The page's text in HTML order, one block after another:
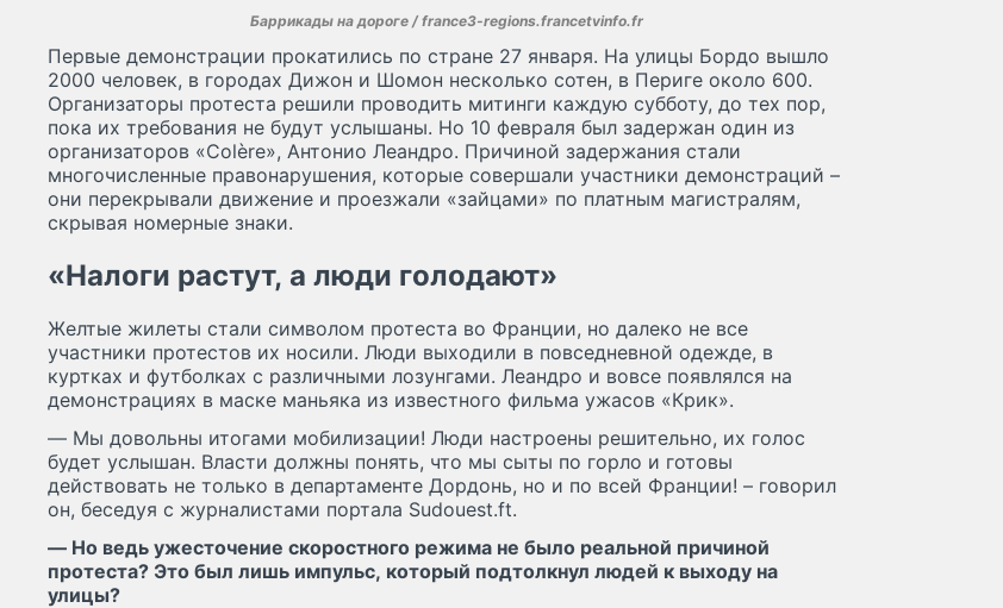
Баррикады на дороге / france3-regions.francetvinfo.fr
Первые демонстрации прокатились по стране 27 января. На улицы Бордо вышло
2000 человек, в городах Дижон и Шомон несколько сотен, в Периге около 600.
Организаторы протеста решили проводить митинги каждую субботу, до тех пор,
пока их требования не будут услышаны. Но 10 февраля был задержан один из
организаторов «Colère», Антонио Леандро. Причиной задержания стали
многочисленные правонарушения, которые совершали участники демонстраций –
они перекрывали движение и проезжали «зайцами» по платным магистралям,
скрывая номерные знаки.
«Налоги растут, а люди голодают»
Желтые жилеты стали символом протеста во Франции, но далеко не все
участники протестов их носили. Люди выходили в повседневной одежде, в
куртках и футболках с различными лозунгами. Леандро и вовсе появлялся на
демонстрациях в маске маньяка из известного фильма ужасов «Крик».
— Мы довольны итогами мобилизации! Люди настроены решительно, их голос
будет услышан. Власти должны понять, что мы сыты по горло и готовы
действовать не только в департаменте Дордонь, но и по всей Франции! – говорил
он, беседуя с журналистами портала Sudouest.ft.
— Но ведь ужесточение скоростного режима не было реальной причиной
протеста? Это был лишь импульс, который подтолкнул людей к выходу на
улицы?